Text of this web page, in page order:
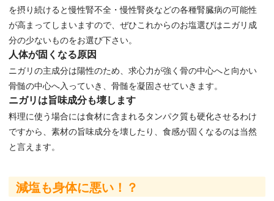
を摂り続けると慢性腎不全・慢性腎炎などの各種腎臓病の可能性
が高まってしまいますので、ぜひこれからのお塩選びはニガリ成
分の少ないものをお選び下さい。
人体が固くなる原因
ニガリの主成分は陽性のため、求心力が強く骨の中心へと向かい
骨髄の中心へ入っていき、骨髄を凝固させていきます。
ニガリは旨味成分も壊します
料理に使う場合には食材に含まれるタンパク質も硬化させるわけ
ですから、素材の旨味成分を壊したり、食感が固くなるのは当然
と言えます。
減塩も身体に悪い！？